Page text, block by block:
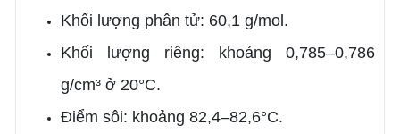
Khối lượng phân tử: 60,1 g/mol.
Khối lượng riêng: khoảng 0,785–0,786
g/cm³ ở 20°C.
Điểm sôi: khoảng 82,4–82,6°C.